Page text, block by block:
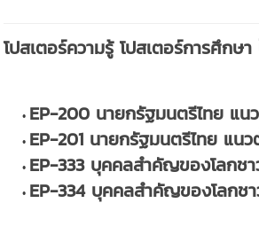
โปสเตอร์ความรู้ โปสเตอร์การศึกษ
EP-200 นายกรัฐมนตรีไทย แน
EP-201 นายกรัฐมนตรีไทย แน
EP-333 บุคคลสำคัญของโลกชา
EP-334 บุคคลสำคัญของโลกช